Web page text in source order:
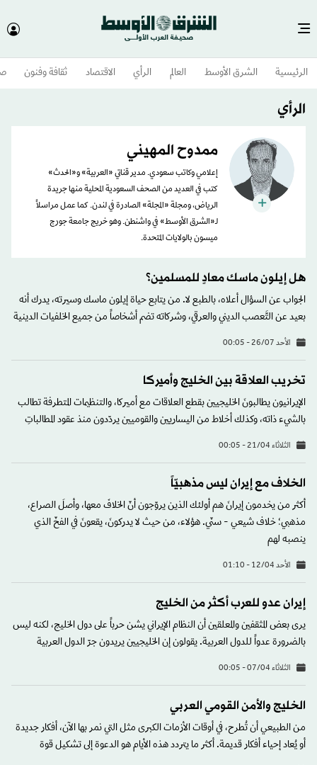
الرئيسية الشرق الأوسط​ العالم الرأي الاقتصاد ثقافة وفنون
الرأي
ممدوح المهيني
إعلامي وكاتب سعودي. مدير قناتي «العربية» و«الحدث»
كتب في العديد من الصحف السعودية المحلية منها جريدة
الرياض، ومجلة «المجلة» الصادرة في لندن. كما عمل مراسلاً
لـ«الشرق الأوسط» في واشنطن. وهو خريج جامعة جورج
ميسون بالولايات المتحدة.
هل إيلون ماسك معادٍ للمسلمين؟
الجواب عن السؤال أعلاه، بالطبع لا. من يتابع حياة إيلون ماسك وسيرته، يدرك أنه
بعيد عن التَّعصب الديني والعرقي، وشركاته تضم أشخاصاً من جميع الخلفيات الدينية
الأحد 26/07 - 00:05
تخريب العلاقة بين الخليج وأميركا
الإيرانيون يطالبونَ الخليجيين بقطع العلاقات مع أميركا، والتنظيمات المتطرفة تطالب
بالشيء ذاته، وكذلك أخلاط من اليساريين والقوميين يردّدون منذ عقود المطالباتِ
الثلاثاء 21/04 - 00:05
الخلاف مع إيران ليس مذهبيّاً
أكثر من يخدمون إيرانَ هم أولئك الذين يروّجون أنّ الخلافَ معها، وأصلَ الصراع،
مذهبي؛ خلاف شيعي - سنّي. هؤلاء، من حيث لا يدركونَ، يقعونَ في الفخّ الذي
ينصبه لهم
الأحد 12/04 - 01:10
إيران عدو للعرب أكثر من الخليج
يرى بعض المثقفين والمعلقين أن النظام الإيراني يشن حرباً على دول الخليج، لكنه ليس
بالضرورة عدواً للدول العربية. يقولون إن الخليجيين يريدون جرّ الدول العربية
الثلاثاء 07/04 - 00:05
الخليج والأمن القومي العربي
من الطبيعي أن تُطرح، في أوقات الأزمات الكبرى مثل التي نمر بها الآن، أفكار جديدة
أو يُعاد إحياء أفكار قديمة. أكثر ما يتردد هذه الأيام هو الدعوة إلى تشكيل قوة